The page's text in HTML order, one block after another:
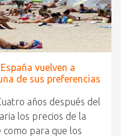
vuelven a
de sus preferencias
años después del
los precios de la
como para que los